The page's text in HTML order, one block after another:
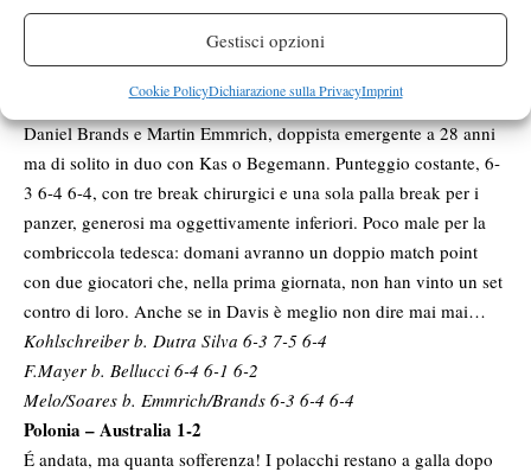
Gestisci opzioni
Cookie PolicyDichiarazione sulla PrivacyImprint
Lammer/Wawrinka b. E.Gomez/Quiroz 6-3 6-4 3-6 6-7(7) 6-4
Il punto della bandiera di cui parlavamo nel pezzo precedente é
arrivato: troppo esperti Melo e Soares per la tenera coppia da
Daniel Brands e Martin Emmrich, doppista emergente a 28 anni
ma di solito in duo con Kas o Begemann. Punteggio costante, 6-
3 6-4 6-4, con tre break chirurgici e una sola palla break per i
panzer, generosi ma oggettivamente inferiori. Poco male per la
combriccola tedesca: domani avranno un doppio match point
con due giocatori che, nella prima giornata, non han vinto un set
contro di loro. Anche se in Davis è meglio non dire mai mai…
Kohlschreiber b. Dutra Silva 6-3 7-5 6-4
F.Mayer b. Bellucci 6-4 6-1 6-2
Melo/Soares b. Emmrich/Brands 6-3 6-4 6-4
Polonia – Australia 1-2
É andata, ma quanta sofferenza! I polacchi restano a galla dopo